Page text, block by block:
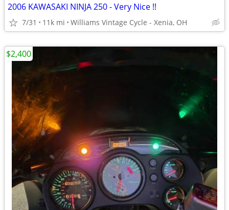
2006 KAWASAKI NINJA 250 - Very Nice !!
7/31 11k mi Williams Vintage Cycle - Xenia, OH
$2,400